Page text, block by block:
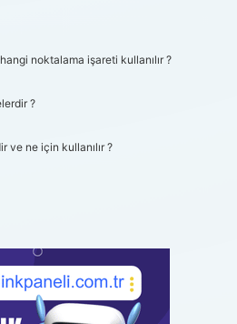
noktalama işareti kullanılır ?
?
ve ne için kullanılır ?